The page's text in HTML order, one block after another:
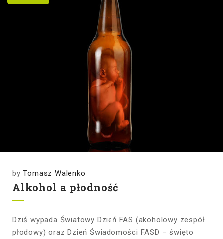
byTomasz Walenko
Alkohol a płodność
Dziś wypada Światowy Dzień FAS (akoholowy zespół
płodowy) oraz Dzień Świadomości FASD – święto